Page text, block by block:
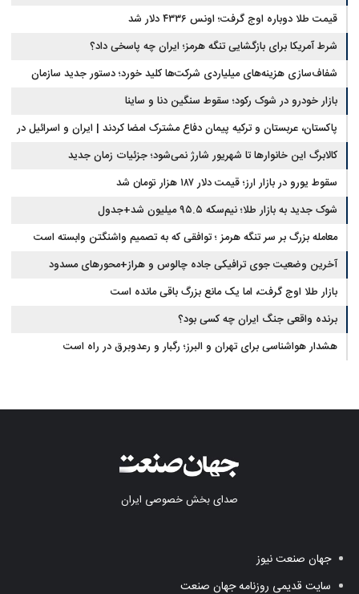
قیمت طلا دوباره اوج گرفت؛ اونس ۴۳۳۶ دلار شد
شرط آمریکا برای بازگشایی تنگه هرمز؛ ایران چه پاسخی داد؟
شفاف‌سازی هزینه‌های میلیاردی شرکت‌ها کلید خورد؛ دستور جدید سازمان
بورس
بازار خودرو در شوک رکود؛ سقوط سنگین دنا و ساینا
پاکستان، عربستان و ترکیه پیمان دفاع مشترک امضا کردند | ایران و اسرائیل در
سایه پیمان جدید منطقه‌ای
کالابرگ این خانوارها تا شهریور شارژ نمی‌شود؛ جزئیات زمان جدید
سقوط یورو در بازار ارز؛ قیمت دلار ۱۸۷ هزار تومان شد
شوک جدید به بازار طلا؛ نیم‌سکه ۹۵.۵ میلیون شد+جدول
معامله بزرگ بر سر تنگه هرمز ؛ توافقی که به تصمیم واشنگتن وابسته است
آخرین وضعیت جوی ترافیکی جاده چالوس و هراز+محورهای مسدود
بازار طلا اوج گرفت، اما یک مانع بزرگ باقی مانده است
برنده واقعی جنگ ایران چه کسی بود؟
هشدار هواشناسی برای تهران و البرز؛ رگبار و رعدوبرق در راه است
صدای بخش خصوصی ایران
جهان صنعت نیوز
سایت قدیمی روزنامه جهان صنعت